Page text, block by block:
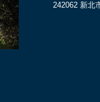
242062 新北